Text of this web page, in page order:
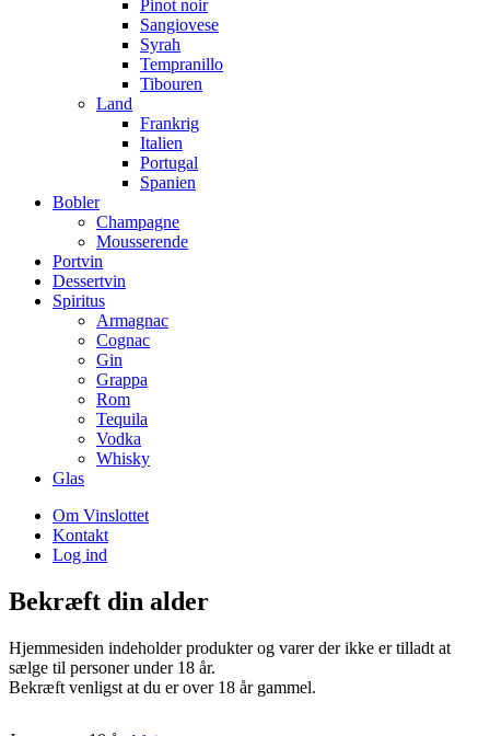
Pinot noir
Sangiovese
Syrah
Tempranillo
Tibouren
Land
Frankrig
Italien
Portugal
Spanien
Bobler
Champagne
Mousserende
Portvin
Dessertvin
Spiritus
Armagnac
Cognac
Gin
Grappa
Rom
Tequila
Vodka
Whisky
Glas
Om Vinslottet
Kontakt
Log ind
Bekræft din alder
Hjemmesiden indeholder produkter og varer der ikke er tilladt at
sælge til personer under 18 år.
Bekræft venligst at du er over 18 år gammel.